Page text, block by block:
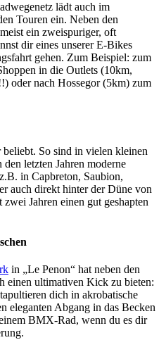
lädt auch im
Touren ein. Neben den
ein zweispuriger, oft
dir eines unserer E-Bikes
gehen. Zum Beispiel: zum
in die Outlets (10km,
oder nach Hossegor (5km) zum
beliebt. So sind in vielen kleinen
letzten Jahren moderne
in Capbreton, Saubion,
auch direkt hinter der Düne von
Jahren einen gut geshapten
in „Le Penon“ hat neben den
einen ultimativen Kick zu bieten:
dich in akrobatische
eleganten Abgang in das Becken
BMX-Rad, wenn du es dir